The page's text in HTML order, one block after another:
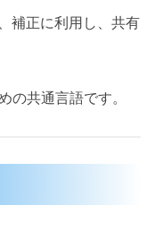
補正に利用し、共有
の共通言語です。